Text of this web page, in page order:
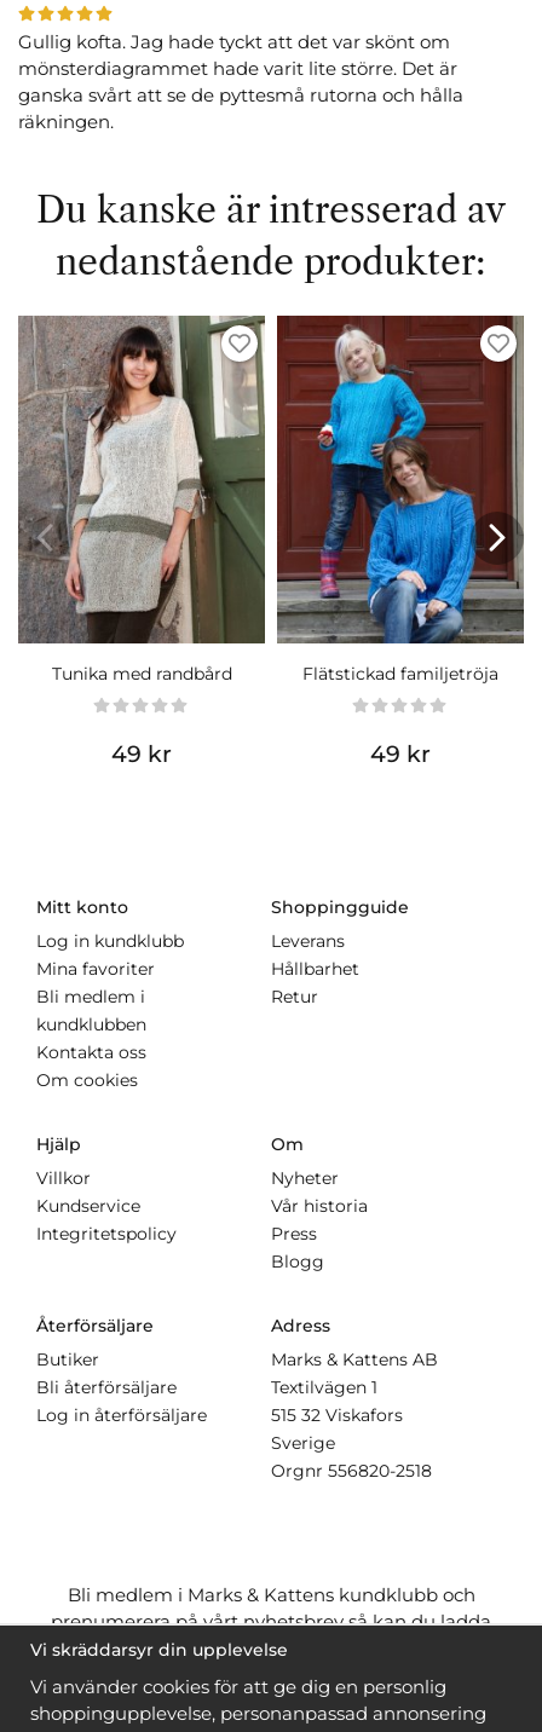
Gullig kofta. Jag hade tyckt att det var skönt om
mönsterdiagrammet hade varit lite större. Det är
ganska svårt att se de pyttesmå rutorna och hålla
räkningen.
Du kanske är intresserad av
nedanstående produkter:
Tunika med randbård
49 kr
Flätstickad familjetröja
49 kr
Mitt konto
Log in kundklubb
Mina favoriter
Bli medlem i
kundklubben
Kontakta oss
Om cookies
Shoppingguide
Leverans
Hållbarhet
Retur
Hjälp
Villkor
Kundservice
Integritetspolicy
Om
Nyheter
Vår historia
Press
Blogg
Återförsäljare
Butiker
Bli återförsäljare
Log in återförsäljare
Adress
Marks & Kattens AB
Textilvägen 1
515 32 Viskafors
Sverige
Orgnr 556820-2518
Bli medlem i Marks & Kattens kundklubb och
prenumerera på vårt nyhetsbrev så kan du ladda
ner många mönstergratisoch få många
när du handlar garn till mönstret. Du ser vilka som
är
gratis när du är inloggad
Vi skräddarsyr din upplevelse
Vi använder cookies för att ge dig en personlig
shoppingupplevelse, personanpassad annonsering